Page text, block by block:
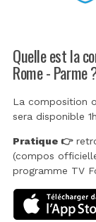
Quelle est la
Rome - Parme
La composition
sera disponible
Pratique 👉
(compos
programme TV